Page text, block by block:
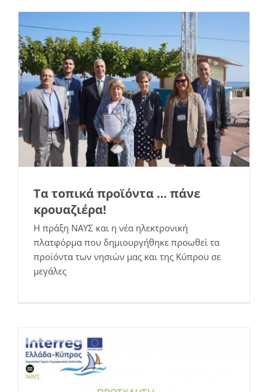
Τα τοπικά προϊόντα … πάνε
κρουαζιέρα!
Η πράξη ΝΑΥΣ και η νέα ηλεκτρονική
πλατφόρμα που δημιουργήθηκε προωθεί τα
προϊόντα των νησιών μας και της Κύπρου σε
μεγάλες
Πρόσκληση στην Τελική Εκδήλωση της
Πράξης “ΝΑΥΣ”